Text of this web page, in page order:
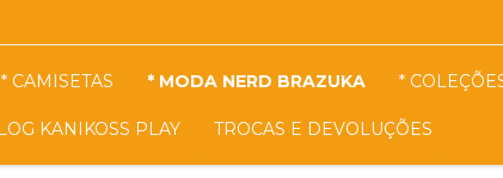
* CAMISETAS * MODA NERD BRAZUKA *
KANIKOSS PLAY TROCAS E DEVOLUÇÕES